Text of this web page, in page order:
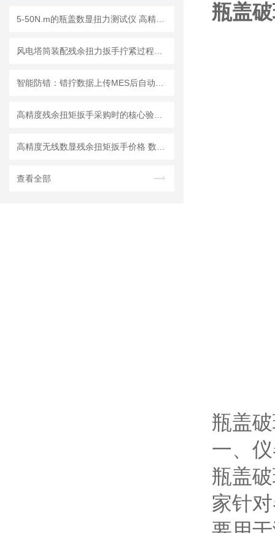
查看全部
瓶盖
瓶盖
一、
瓶盖
家针